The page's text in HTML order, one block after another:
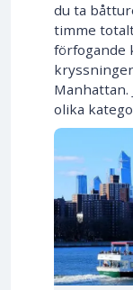
du ta
timme
förfogande
Manhattan.
olika